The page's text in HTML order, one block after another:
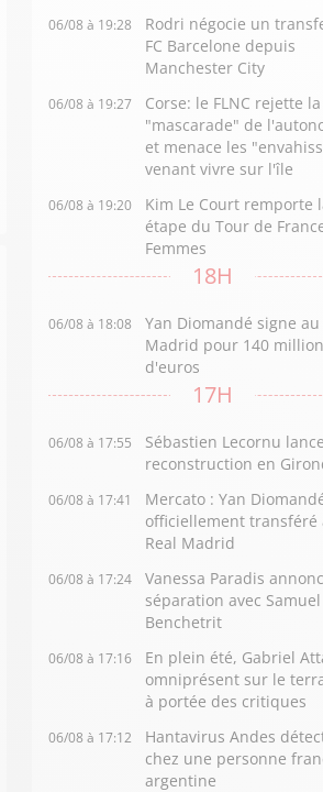
06/08 à 19:28
Rodri négocie un
FC Barcelone depuis
Manchester City
06/08 à 19:27
Corse: le FLNC rejette la
"mascarade" de
et menace les
venant vivre sur l'île
06/08 à 19:20
Kim Le Court remporte
étape du Tour de
Femmes
18H
06/08 à 18:08
Yan Diomandé signe au
Madrid pour 140
d'euros
17H
06/08 à 17:55
Sébastien Lecornu
reconstruction en
06/08 à 17:41
Mercato : Yan
officiellement transféré
Real Madrid
06/08 à 17:24
Vanessa Paradis
séparation avec Samuel
Benchetrit
06/08 à 17:16
En plein été, Gabriel
omniprésent sur le
à portée des critiques
06/08 à 17:12
Hantavirus Andes
chez une personne
argentine